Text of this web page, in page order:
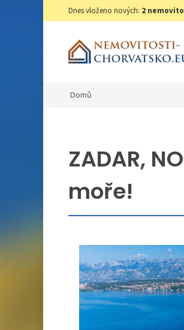
Dnes vloženo nových: 2
Domů
ZADAR,
moře!